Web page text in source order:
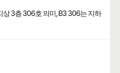
상 3층 306호 의미, B3 306는 지하